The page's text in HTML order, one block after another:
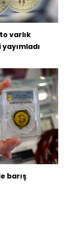
varlık
barış